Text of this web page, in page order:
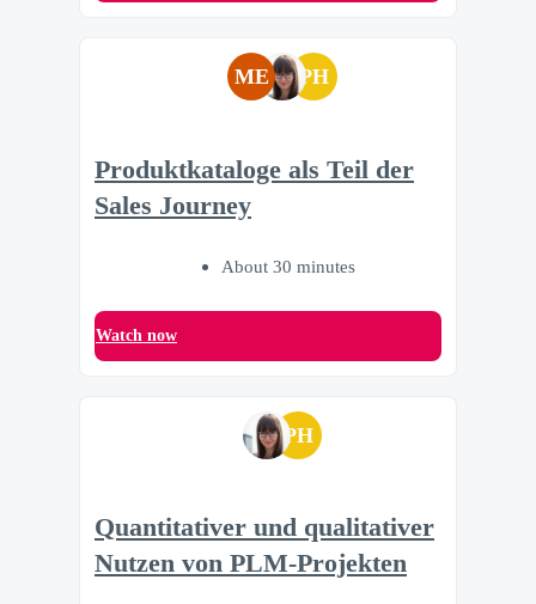
ME PH
Produktkataloge als Teil der
Sales Journey
About 30 minutes
Watch now
PH
Quantitativer und qualitativer
Nutzen von PLM-Projekten